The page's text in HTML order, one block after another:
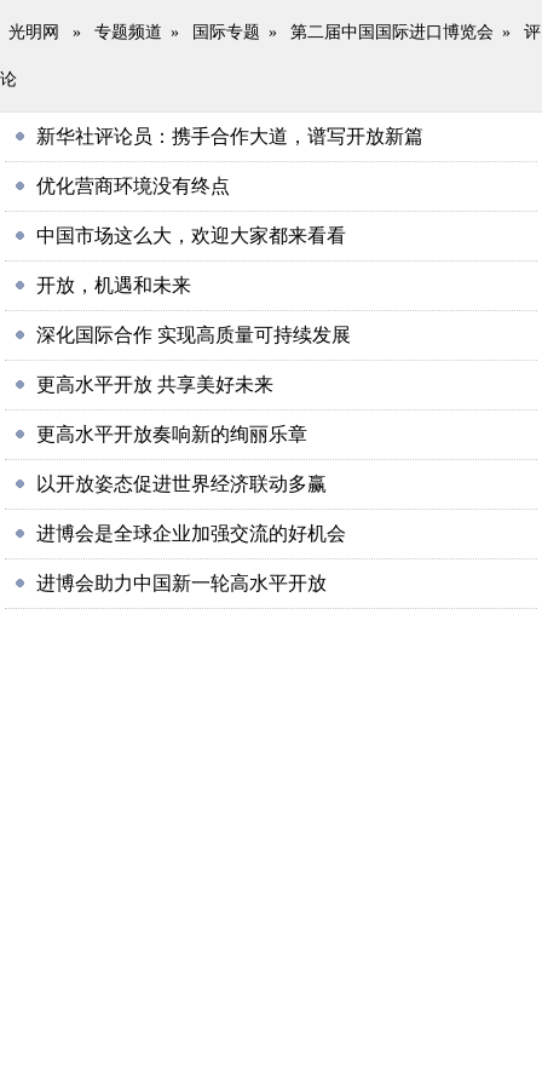
光明网 » 专题频道 » 国际专题 » 第二届中国国际进口博览会 » 评
论
新华社评论员：携手合作大道，谱写开放新篇
优化营商环境没有终点
中国市场这么大，欢迎大家都来看看
开放，机遇和未来
深化国际合作 实现高质量可持续发展
更高水平开放 共享美好未来
更高水平开放奏响新的绚丽乐章
以开放姿态促进世界经济联动多赢
进博会是全球企业加强交流的好机会
进博会助力中国新一轮高水平开放